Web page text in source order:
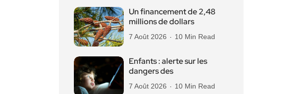
Un financement de 2,48
millions de dollars
7 Août 2026 10 Min Read
Enfants : alerte sur les
dangers des
7 Août 2026 10 Min Read